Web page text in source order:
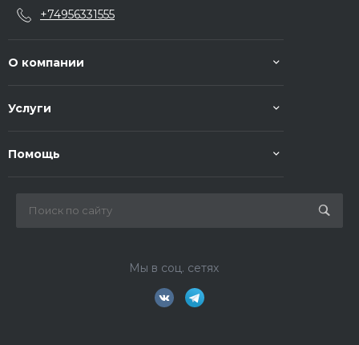
+74956331555
О компании
Услуги
Помощь
Мы в соц. сетях